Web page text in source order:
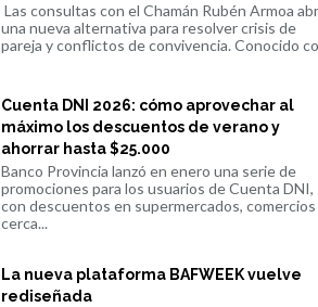
Las consultas con el Chamán Rubén Armoa
una nueva alternativa para resolver crisis de
pareja y conflictos de convivencia. Conocido
Cuenta DNI 2026: cómo aprovechar al
máximo los descuentos de verano y
ahorrar hasta $25.000
Banco Provincia lanzó en enero una serie de
promociones para los usuarios de Cuenta DNI,
con descuentos en supermercados,
cerca...
La nueva plataforma BAFWEEK vuelve
rediseñada